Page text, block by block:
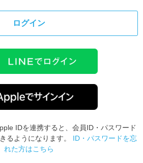
ログイン
IDを連携すると、会員ID・パスワード
るようになります。 ID・パスワードを忘
れた方はこちら